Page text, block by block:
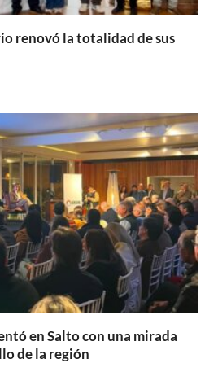
renovó la totalidad de sus
en Salto con una mirada
de la región